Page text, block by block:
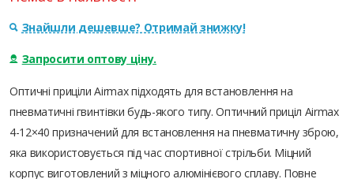
Знайшли дешевше? Отримай знижку!
Запросити оптову ціну.
Оптичні приціли Airmax підходять для встановлення на
пневматичні гвинтівки будь-якого типу. Оптичний приціл Airmax
4-12×40 призначений для встановлення на пневматичну зброю,
яка використовується під час спортивної стрільби. Міцний
корпус виготовлений з міцного алюмінієвого сплаву. Повне